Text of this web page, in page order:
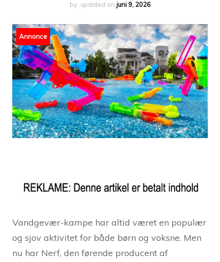
by updated on juni 9, 2026
Annonce
Vandgevær-kampe har altid været en populær
og sjov aktivitet for både børn og voksne. Men
nu har Nerf, den førende producent af